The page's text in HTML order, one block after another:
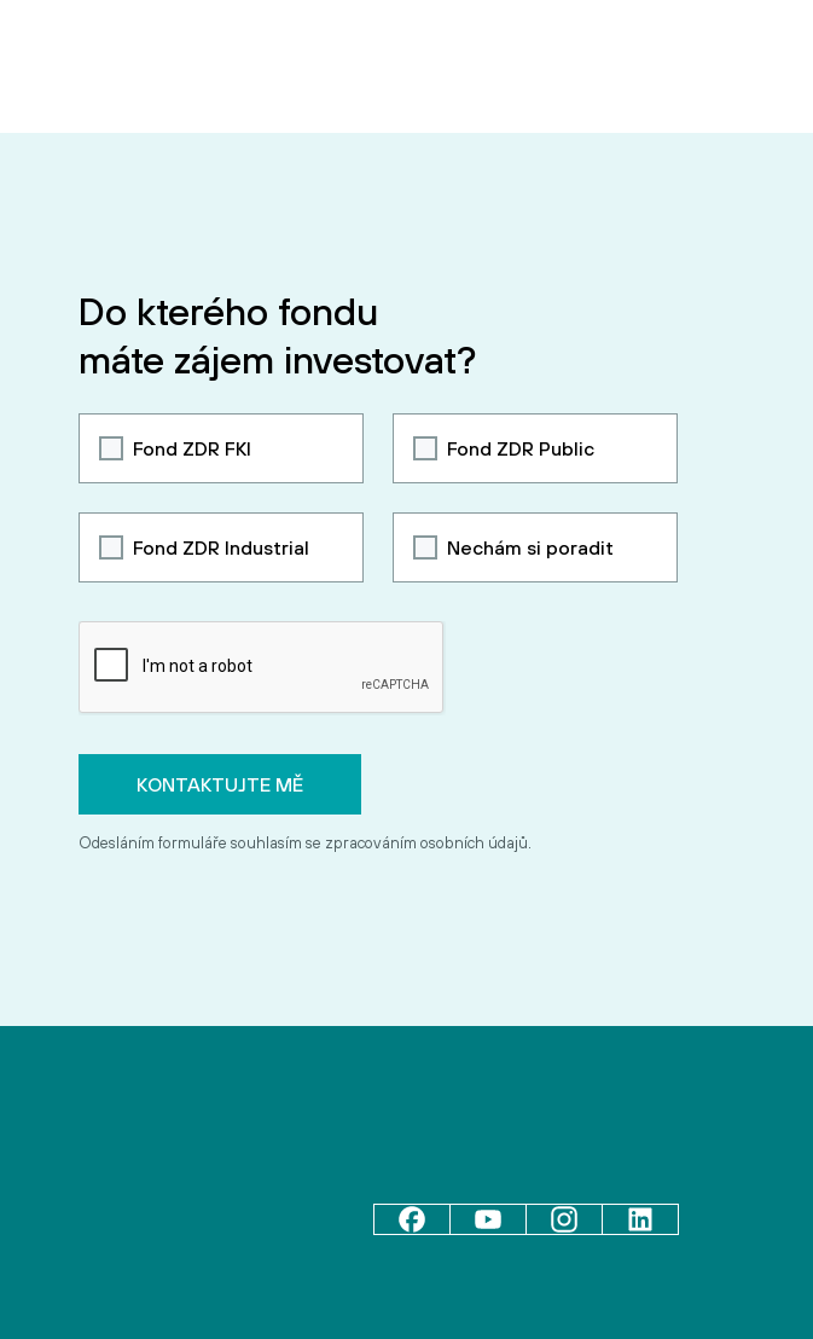
Do kterého fondu
máte zájem investovat?
Fond ZDR FKI Fond ZDR Public
Fond ZDR Industrial Nechám si poradit
Odesláním formuláře souhlasím se zpracováním osobních údajů.